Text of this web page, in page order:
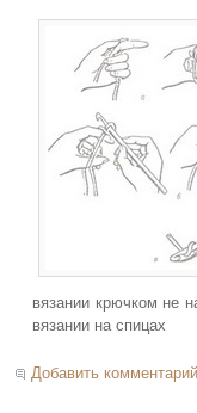
вязании крючком не
вязании на спицах
Добавить комментарий